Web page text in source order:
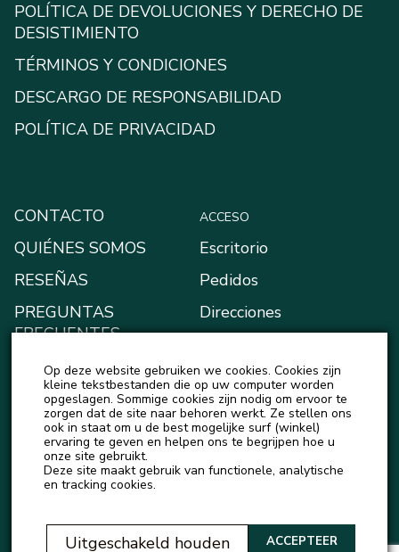
POLÍTICA DE DEVOLUCIONES Y DERECHO DE
DESISTIMIENTO
TÉRMINOS Y CONDICIONES
DESCARGO DE RESPONSABILIDAD
POLÍTICA DE PRIVACIDAD
CONTACTO
QUIÉNES SOMOS
RESEÑAS
PREGUNTAS
FRECUENTES
BLOG
NOTICIAS
ACCESO
Escritorio
Pedidos
Direcciones
Mi monedero
Detalles de la cuenta
Salir
Op deze website gebruiken we cookies. Cookies zijn
kleine tekstbestanden die op uw computer worden
opgeslagen. Sommige cookies zijn nodig om ervoor te
zorgen dat de site naar behoren werkt. Ze stellen ons
ook in staat om u de best mogelijke surf (winkel)
ervaring te geven en helpen ons te begrijpen hoe u
onze site gebruikt.
Deze site maakt gebruik van functionele, analytische
en tracking cookies.
ACCEPTEER
Uitgeschakeld houden